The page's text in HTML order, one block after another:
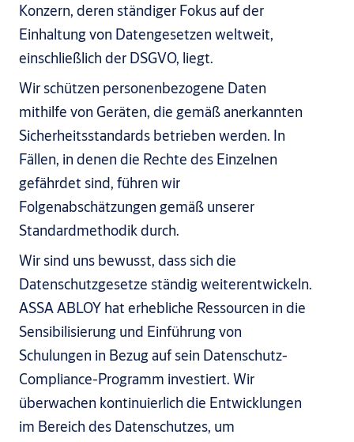
Konzern, deren ständiger Fokus auf der
Einhaltung von Datengesetzen weltweit,
einschließlich der DSGVO, liegt.
Wir schützen personenbezogene Daten
mithilfe von Geräten, die gemäß anerkannten
Sicherheitsstandards betrieben werden. In
Fällen, in denen die Rechte des Einzelnen
gefährdet sind, führen wir
Folgenabschätzungen gemäß unserer
Standardmethodik durch.
Wir sind uns bewusst, dass sich die
Datenschutzgesetze ständig weiterentwickeln.
ASSA ABLOY hat erhebliche Ressourcen in die
Sensibilisierung und Einführung von
Schulungen in Bezug auf sein Datenschutz-
Compliance-Programm investiert. Wir
überwachen kontinuierlich die Entwicklungen
im Bereich des Datenschutzes, um